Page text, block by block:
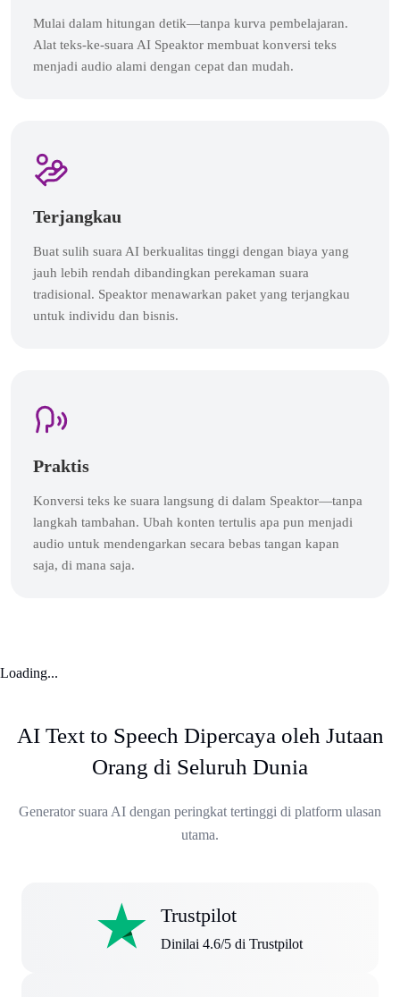
Mulai dalam hitungan detik—tanpa kurva pembelajaran.
Alat teks-ke-suara AI Speaktor membuat konversi teks
menjadi audio alami dengan cepat dan mudah.
Terjangkau
Buat sulih suara AI berkualitas tinggi dengan biaya yang
jauh lebih rendah dibandingkan perekaman suara
tradisional. Speaktor menawarkan paket yang terjangkau
untuk individu dan bisnis.
Praktis
Konversi teks ke suara langsung di dalam Speaktor—tanpa
langkah tambahan. Ubah konten tertulis apa pun menjadi
audio untuk mendengarkan secara bebas tangan kapan
saja, di mana saja.
Loading...
AI Text to Speech Dipercaya oleh Jutaan
Orang di Seluruh Dunia
Generator suara AI dengan peringkat tertinggi di platform ulasan
utama.
Trustpilot
Dinilai 4.6/5 di Trustpilot